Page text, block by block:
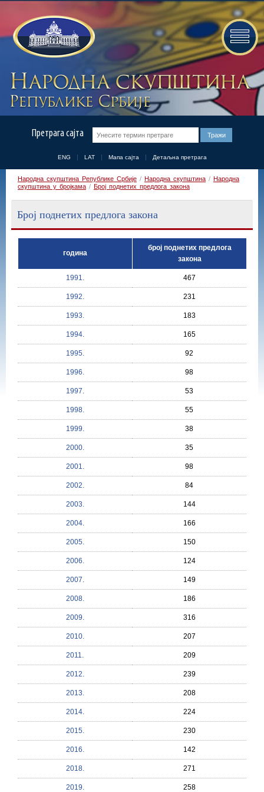
Претрага сајта
ENG LAT Мапа сајта Детаљна претрага
Народна скупштина Републике Србије / Народна скупштина / Народна
скупштина у бројкама / Број поднетих предлога закона
Број поднетих предлога закона
година
број поднетих предлога
закона
1991. 467
1992. 231
1993. 183
1994. 165
1995. 92
1996. 98
1997. 53
1998. 55
1999. 38
2000. 35
2001. 98
2002. 84
2003. 144
2004. 166
2005. 150
2006. 124
2007. 149
2008. 186
2009. 316
2010. 207
2011. 209
2012. 239
2013. 208
2014. 224
2015. 230
2016. 142
2018. 271
2019. 258